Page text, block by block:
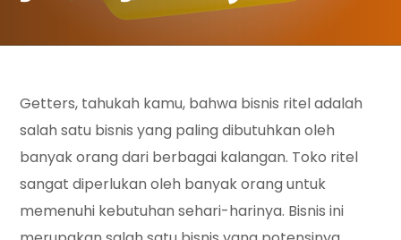
Getters, tahukah kamu, bahwa bisnis ritel adalah
salah satu bisnis yang paling dibutuhkan oleh
banyak orang dari berbagai kalangan. Toko ritel
sangat diperlukan oleh banyak orang untuk
memenuhi kebutuhan sehari-harinya. Bisnis ini